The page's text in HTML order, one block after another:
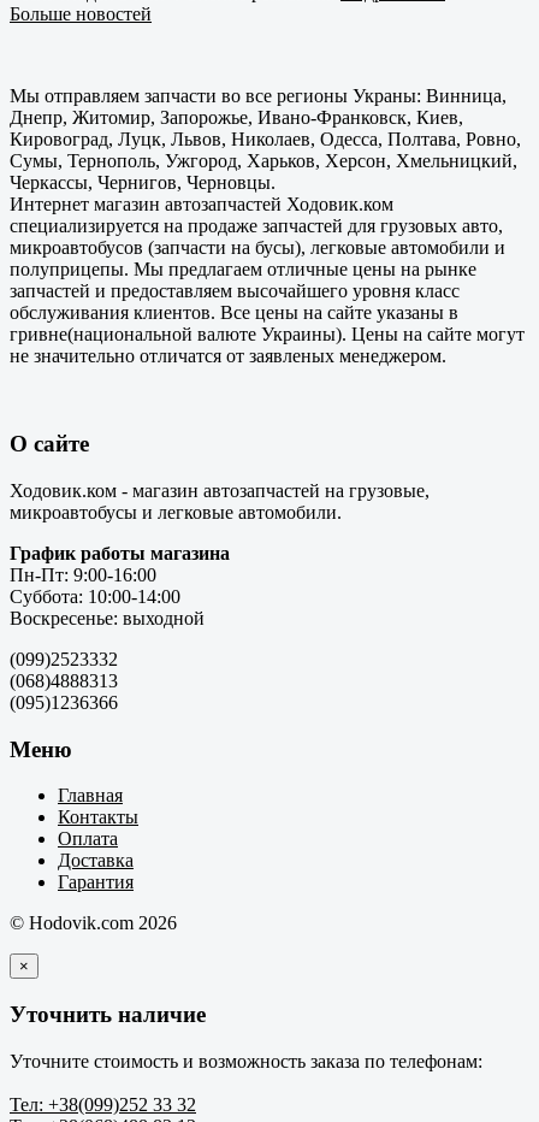
Больше новостей
Мы отправляем запчасти во все регионы Украны: Винница,
Днепр, Житомир, Запорожье, Ивано-Франковск, Киев,
Кировоград, Луцк, Львов, Николаев, Одесса, Полтава, Ровно,
Сумы, Тернополь, Ужгород, Харьков, Херсон, Хмельницкий,
Черкассы, Чернигов, Черновцы.
Интернет магазин автозапчастей Ходовик.ком
специализируется на продаже запчастей для грузовых авто,
микроавтобусов (запчасти на бусы), легковые автомобили и
полуприцепы. Мы предлагаем отличные цены на рынке
запчастей и предоставляем высочайшего уровня класс
обслуживания клиентов. Все цены на сайте указаны в
гривне(национальной валюте Украины). Цены на сайте могут
не значительно отличатся от заявленых менеджером.
О сайте
Ходовик.ком - магазин автозапчастей на грузовые,
микроавтобусы и легковые автомобили.
График работы магазина
Пн-Пт: 9:00-16:00
Суббота: 10:00-14:00
Воскресенье: выходной
(099)2523332
(068)4888313
(095)1236366
Меню
Главная
Контакты
Оплата
Доставка
Гарантия
© Hodovik.com 2026
×
Уточнить наличие
Уточните стоимость и возможность заказа по телефонам:
Тел: +38(099)252 33 32